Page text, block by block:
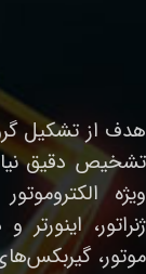
هدف از تشکیل
تشخیص دقیق
ویژه
ژنراتور،
موتور،